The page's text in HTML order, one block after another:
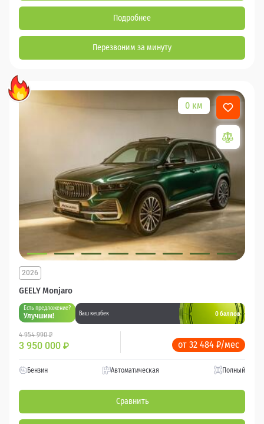
Подробнее
Перезвоним за минуту
0 км
GEELY Monjaro
2026
Есть предложение?
Улучшим! Ваш кешбек 0 баллов
4 954 990 ₽
3 950 000 ₽ от 32 484 ₽/мес
Бензин Автоматическая Полный
Сравнить